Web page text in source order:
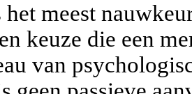
meest
keuze die een
van